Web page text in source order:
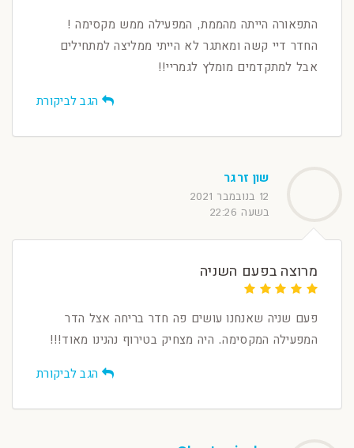
התפאורה הייתה מהממת, המפעילה ממש מקסימה !
החדר דיי קשה ומאתגר לא הייתי ממליצה למתחילים
אבל למתקדמים מומלץ לגמריי!!
הגב לביקורת
שון זרגר
12 בנובמבר 2021
בשעה 22:26
מרוצה בפעם השניה
פעם שניה שאנחנו עושים פה חדר בריחה אצל הדר
המפעילה המקסימה. היה מצחיק בטירוף נהנינו מאוד!!!
הגב לביקורת